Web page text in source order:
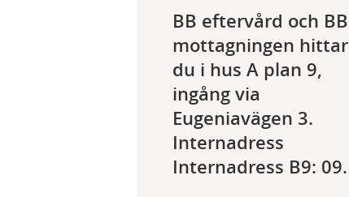
BB eftervård och BB
mottagningen hittar
du i hus A plan 9,
ingång via
Eugeniavägen 3.
Internadress
Internadress B9: 09.